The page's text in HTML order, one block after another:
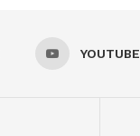
YOUTUBE